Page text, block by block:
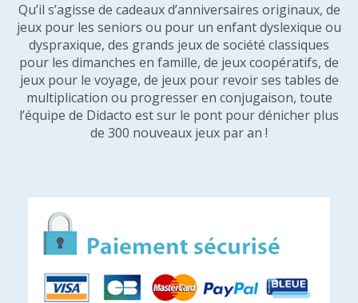
Qu’il s’agisse de cadeaux d’anniversaires originaux, de
jeux pour les seniors ou pour un enfant dyslexique ou
dyspraxique, des grands jeux de société classiques
pour les dimanches en famille, de jeux coopératifs, de
jeux pour le voyage, de jeux pour revoir ses tables de
multiplication ou progresser en conjugaison, toute
l’équipe de Didacto est sur le pont pour dénicher plus
de 300 nouveaux jeux par an !